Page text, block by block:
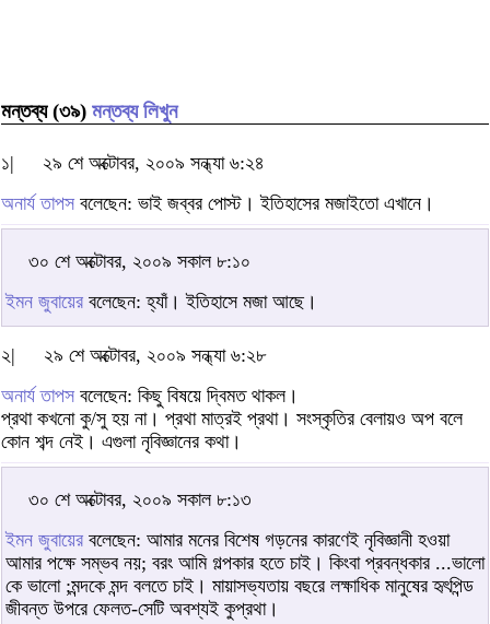
মন্তব্য (৩৯) মন্তব্য লিখুন
১|
২৯ শে অক্টোবর, ২০০৯ সন্ধ্যা ৬:২৪
অনার্য তাপস বলেছেন: ভাই জব্বর পোস্ট। ইতিহাসের মজাইতো এখানে।
৩০ শে অক্টোবর, ২০০৯ সকাল ৮:১০
ইমন জুবায়ের বলেছেন: হ্যাঁ। ইতিহাসে মজা আছে।
২|
২৯ শে অক্টোবর, ২০০৯ সন্ধ্যা ৬:২৮
অনার্য তাপস বলেছেন: কিছু বিষয়ে দ্বিমত থাকল।
প্রথা কখনো কু/সু হয় না। প্রথা মাত্রই প্রথা। সংস্কৃতির বেলায়ও অপ বলে
কোন শব্দ নেই। এগুলা নৃবিজ্ঞানের কথা।
৩০ শে অক্টোবর, ২০০৯ সকাল ৮:১৩
ইমন জুবায়ের বলেছেন: আমার মনের বিশেষ গড়নের কারণেই নৃবিজ্ঞানী হওয়া
আমার পক্ষে সম্ভব নয়; বরং আমি গল্পকার হতে চাই। কিংবা প্রবন্ধকার ...ভালো
কে ভালো ;মন্দকে মন্দ বলতে চাই। মায়াসভ্যতায় বছরে লক্ষাধিক মানুষের হৃৎপিন্ড
জীবন্ত উপরে ফেলত-সেটি অবশ্যই কুপ্রথা।